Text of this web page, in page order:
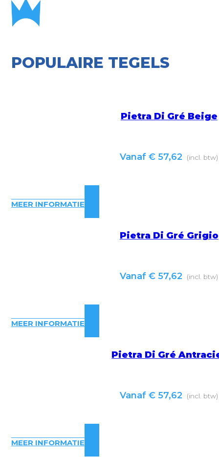
POPULAIRE TEGELS
Pietra Di Gré Beige
Vanaf€ 57,62 (incl. btw)
MEER INFORMATIE
Pietra Di Gré Grigio
Vanaf€ 57,62 (incl. btw)
MEER INFORMATIE
Pietra Di Gré
Vanaf€ 57,62 (incl. btw)
MEER INFORMATIE